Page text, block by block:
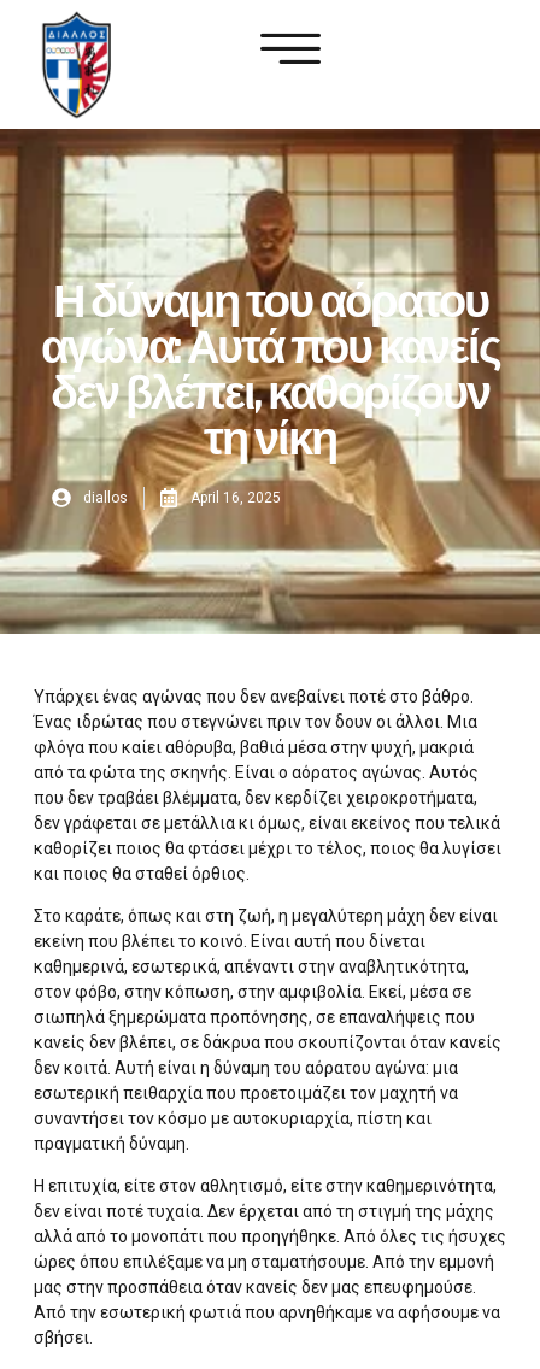
Η δύναμη του αόρατου
αγώνα: Αυτά που κανείς
δεν βλέπει, καθορίζουν
τη νίκη
diallos April 16, 2025
Υπάρχει ένας αγώνας που δεν ανεβαίνει ποτέ στο βάθρο.
Ένας ιδρώτας που στεγνώνει πριν τον δουν οι άλλοι. Μια
φλόγα που καίει αθόρυβα, βαθιά μέσα στην ψυχή, μακριά
από τα φώτα της σκηνής. Είναι ο αόρατος αγώνας. Αυτός
που δεν τραβάει βλέμματα, δεν κερδίζει χειροκροτήματα,
δεν γράφεται σε μετάλλια κι όμως, είναι εκείνος που τελικά
καθορίζει ποιος θα φτάσει μέχρι το τέλος, ποιος θα λυγίσει
και ποιος θα σταθεί όρθιος.
Στο καράτε, όπως και στη ζωή, η μεγαλύτερη μάχη δεν είναι
εκείνη που βλέπει το κοινό. Είναι αυτή που δίνεται
καθημερινά, εσωτερικά, απέναντι στην αναβλητικότητα,
στον φόβο, στην κόπωση, στην αμφιβολία. Εκεί, μέσα σε
σιωπηλά ξημερώματα προπόνησης, σε επαναλήψεις που
κανείς δεν βλέπει, σε δάκρυα που σκουπίζονται όταν κανείς
δεν κοιτά. Αυτή είναι η δύναμη του αόρατου αγώνα: μια
εσωτερική πειθαρχία που προετοιμάζει τον μαχητή να
συναντήσει τον κόσμο με αυτοκυριαρχία, πίστη και
πραγματική δύναμη.
Η επιτυχία, είτε στον αθλητισμό, είτε στην καθημερινότητα,
δεν είναι ποτέ τυχαία. Δεν έρχεται από τη στιγμή της μάχης
αλλά από το μονοπάτι που προηγήθηκε. Από όλες τις ήσυχες
ώρες όπου επιλέξαμε να μη σταματήσουμε. Από την εμμονή
μας στην προσπάθεια όταν κανείς δεν μας επευφημούσε.
Από την εσωτερική φωτιά που αρνηθήκαμε να αφήσουμε να
σβήσει.